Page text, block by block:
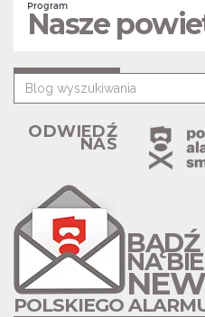
Program
Nasze
ODWIEDŹ
NAS
BĄDŹ
NA
POLSKIEGO